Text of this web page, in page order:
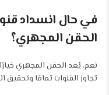
في حال انسداد
الحقن المجهري؟
نعم، يُعد الحقن المجهري
تجاوز القنوات تمامًا